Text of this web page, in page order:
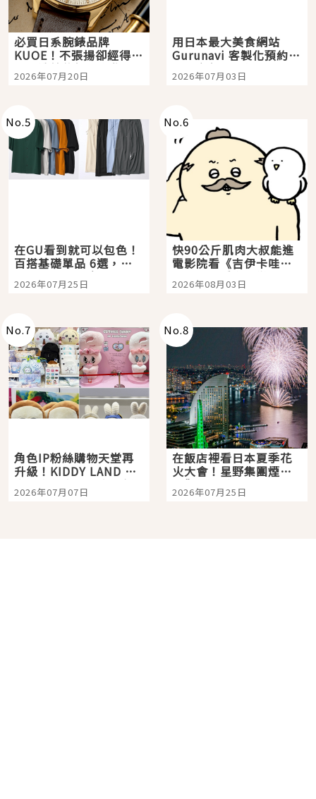
必買日系腕錶品牌
KUOE！不張揚卻經得起
時間洗鍊的經典之作五
選
2026年07月20日
用日本最大美食網站
Gurunavi 客製化預約九
大都市餐廳，打造專屬
美食體驗！
2026年07月03日
No.5
在GU看到就可以包色！
百搭基礎單品 6選，閉
眼全收也不心疼
2026年07月25日
No.6
快90公斤肌肉大叔能進
電影院看《吉伊卡哇》
嗎？日本重金屬樂團
「打首」會長與nagano
2026年08月03日
No.7
角色IP粉絲購物天堂再
升級！KIDDY LAND 原
宿店吉伊卡哇迎客，新
開幕 OMOKADO 店3分
2026年07月07日
No.8
在飯店裡看日本夏季花
火大會！星野集團煙火
景觀飯店6選，讓你不用
人擠人悠閒欣賞
2026年07月25日